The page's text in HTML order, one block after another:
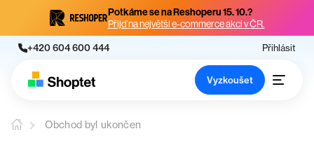
Potkáme se na Reshoperu 15. 10.?
Přijď na největší e-commerce akci v ČR.
+420 604 600 444 Přihlásit
Vyzkoušet
Obchod byl ukončen